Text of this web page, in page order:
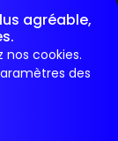
Perret
agréable,
cookies.
des